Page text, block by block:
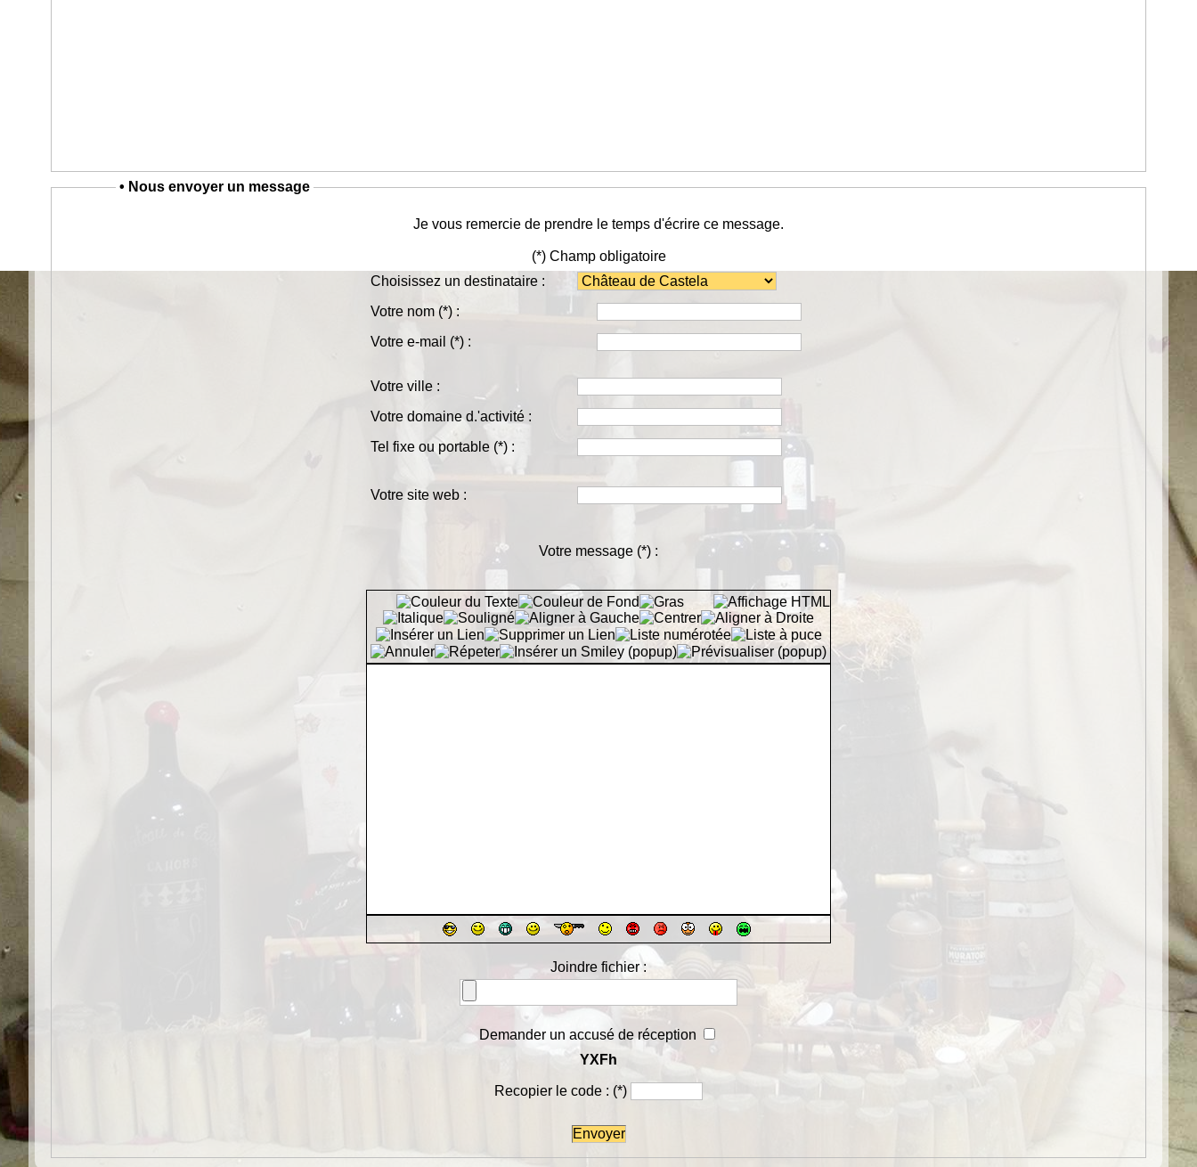
• Nous envoyer un message
Je vous remercie de prendre le temps d'écrire ce message.
(*) Champ obligatoire
Choisissez un destinataire :
Votre nom (*) :
Votre e-mail (*) :
Votre ville :
Votre domaine d.'activité :
Tel fixe ou portable (*) :
Votre site web :
Votre message (*) :
Joindre fichier :
Demander un accusé de réception
YXFh
Recopier le code : (*)
Envoyer